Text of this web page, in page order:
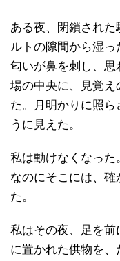
ある夜、閉鎖され
ルトの隙間から湿
匂いが鼻を刺し、
場の中央に、見覚
た。月明かりに照ら
うに見えた。
私は動けなくなった
なのにそこには、
た。
私はその夜、足を前
に置かれた供物を